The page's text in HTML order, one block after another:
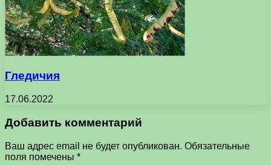
Гледичия
17.06.2022
Добавить комментарий
Ваш адрес email не будет опубликован. Обязательные
поля помечены *